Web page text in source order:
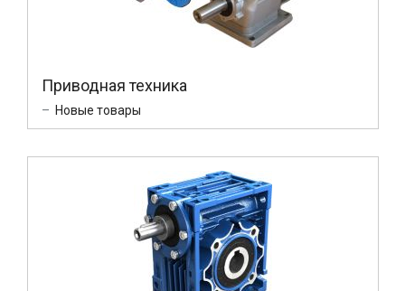
Приводная техника
Новые товары